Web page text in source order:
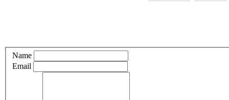
Name
Email